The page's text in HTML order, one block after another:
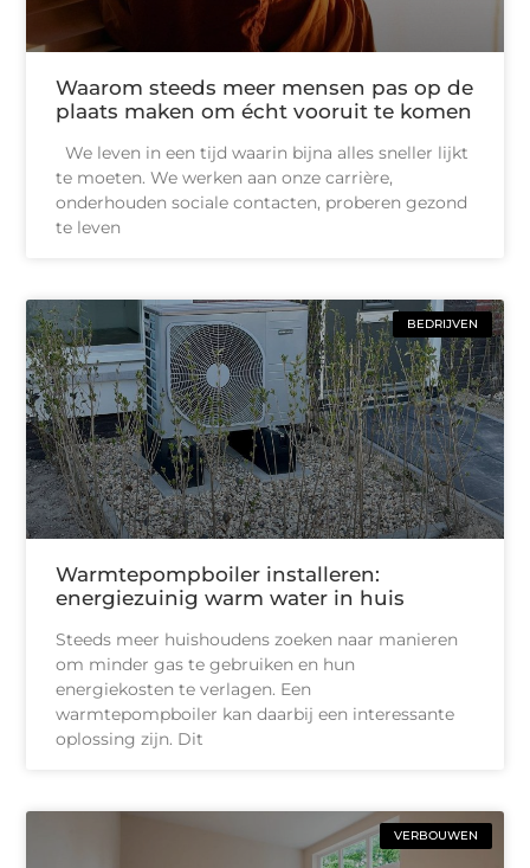
Waarom steeds meer mensen pas op de
plaats maken om écht vooruit te komen
We leven in een tijd waarin bijna alles sneller lijkt
te moeten. We werken aan onze carrière,
onderhouden sociale contacten, proberen gezond
te leven
BEDRIJVEN
Warmtepompboiler installeren:
energiezuinig warm water in huis
Steeds meer huishoudens zoeken naar manieren
om minder gas te gebruiken en hun
energiekosten te verlagen. Een
warmtepompboiler kan daarbij een interessante
oplossing zijn. Dit
VERBOUWEN